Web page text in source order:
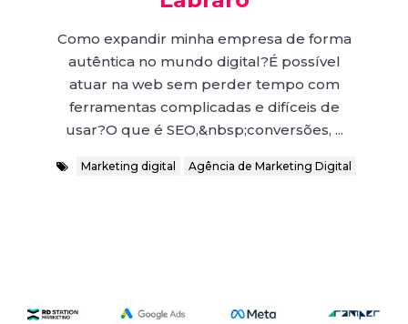
Como expandir minha empresa de forma
autêntica no mundo digital?É possível
atuar na web sem perder tempo com
ferramentas complicadas e difíceis de
usar?O que é SEO,&nbsp;conversões, ...
Marketing digital Agência de Marketing Digital